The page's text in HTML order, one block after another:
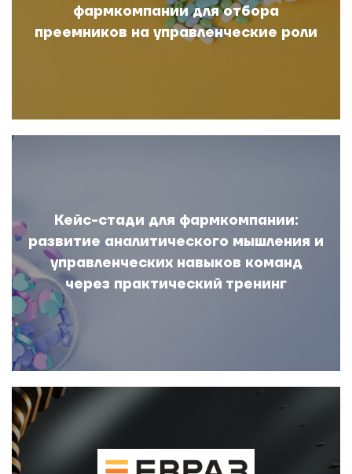
фармкомпании для отбора
преемников на управленческие роли
Кейс-стади для фармкомпании:
развитие аналитического мышления и
управленческих навыков команд
через практический тренинг